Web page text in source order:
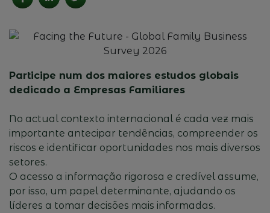
Participe num dos maiores estudos globais
dedicado a Empresas Familiares
No actual contexto internacional é cada vez mais
importante antecipar tendências, compreender os
riscos e identificar oportunidades nos mais diversos
setores.
O acesso a informação rigorosa e credível assume,
por isso, um papel determinante, ajudando os
líderes a tomar decisões mais informadas.